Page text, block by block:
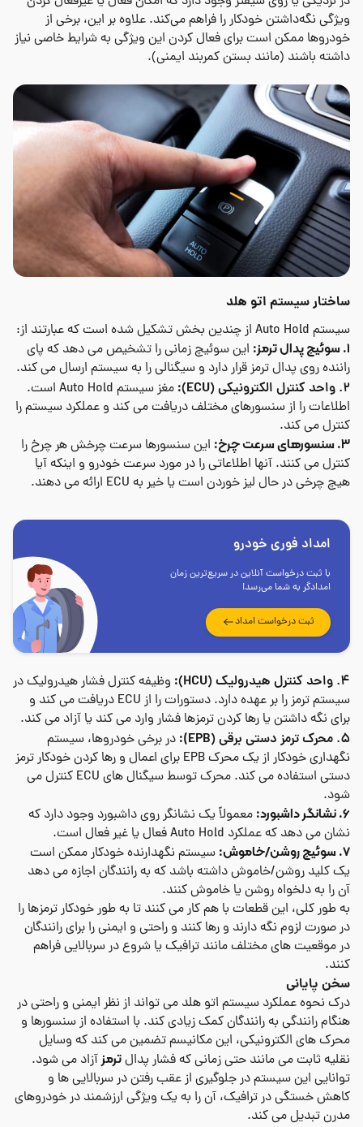
ویژگی نگه‌داشتن خودکار را فراهم می‌کند. علاوه بر این، برخی از
خودروها ممکن است برای فعال کردن این ویژگی به شرایط خاصی نیاز
داشته باشند (مانند بستن کمربند ایمنی).
ساختار سیستم اتو هلد
سیستم Auto Hold از چندین بخش تشکیل شده است که عبارتند از:
1. سوئیچ پدال ترمز:
این سوئیچ زمانی را تشخیص می دهد که پای
راننده روی پدال ترمز قرار دارد و سیگنالی را به سیستم ارسال می کند.
2. واحد کنترل الکترونیکی (
(ECU
: مغز سیستم Auto Hold است.
اطلاعات را از سنسورهای مختلف دریافت می کند و عملکرد سیستم را
کنترل می کند.
3. سنسورهای سرعت چرخ:
این سنسورها سرعت چرخش هر چرخ را
کنترل می کنند. آنها اطلاعاتی را در مورد سرعت خودرو و اینکه آیا
هیچ چرخی در حال لیز خوردن است یا خیر به ECU ارائه می دهند.
امداد فوری خودرو
با ثبت درخواست آنلاین در سریع‌ترین زمان
امدادگر به شما می‌رسد!
ثبت درخواست امداد
4. واحد کنترل هیدرولیک ( (HCU
: وظیفه کنترل فشار هیدرولیک در
سیستم ترمز را بر عهده دارد. دستورات را از ECU دریافت می کند و
برای نگه داشتن یا رها کردن ترمزها فشار وارد می کند یا آزاد می کند.
5. محرک ترمز دستی برقی (
EPB
): در برخی خودروها، سیستم
نگهداری خودکار از یک محرکEPB برای اعمال و رها کردن خودکار ترمز
دستی استفاده می کند. محرک توسط سیگنال های ECU کنترل می
شود.
6. نشانگر داشبورد:
معمولاً یک نشانگر روی داشبورد وجود دارد که
نشان می دهد که عملکرد Auto Holdفعال یا غیر فعال است.
7. سوئیچ روشن/خاموش:
سیستم نگهدارنده خودکار ممکن است
یک کلید روشن/خاموش داشته باشد که به رانندگان اجازه می دهد
آن را به دلخواه روشن یا خاموش کنند.
به طور کلی، این قطعات با هم کار می کنند تا به طور خودکار ترمزها را
در صورت لزوم نگه دارند و رها کنند و راحتی و ایمنی را برای رانندگان
در موقعیت های مختلف مانند ترافیک یا شروع در سربالایی فراهم
کنند.
سخن پایانی
درک نحوه عملکرد سیستم اتو هلد می تواند از نظر ایمنی و راحتی در
هنگام رانندگی به رانندگان کمک زیادی کند. با استفاده از سنسورها و
محرک های الکترونیکی، این مکانیسم تضمین می کند که وسایل
نقلیه ثابت می مانند حتی زمانی که فشار پدالترمزآزاد می شود.
توانایی این سیستم در جلوگیری از عقب رفتن در سربالایی ها و
کاهش خستگی در ترافیک، آن را به یک ویژگی ارزشمند در خودروهای
مدرن تبدیل می کند.